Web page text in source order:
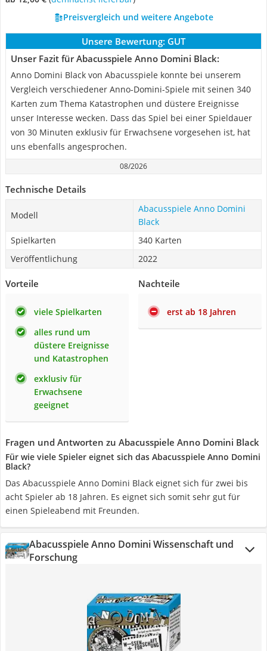
Preisvergleich und weitere Angebote
Unsere Bewertung: GUT
Unser Fazit für Abacusspiele Anno Domini Black:
Anno Domini Black von Abacusspiele konnte bei unserem
Vergleich verschiedener Anno-Domini-Spiele mit seinen 340
Karten zum Thema Katastrophen und düstere Ereignisse
unser Interesse wecken. Dass das Spiel bei einer Spieldauer
von 30 Minuten exklusiv für Erwachsene vorgesehen ist, hat
uns ebenfalls angesprochen.
08/2026
Technische Details
Modell
Abacusspiele Anno Domini
Black
Spielkarten
340 Karten
Veröffentlichung
2022
Vorteile
viele Spielkarten
alles rund um
düstere Ereignisse
und Katastrophen
exklusiv für
Erwachsene
geeignet
Nachteile
erst ab 18 Jahren
Fragen und Antworten zu Abacusspiele Anno Domini Black
Für wie viele Spieler eignet sich das Abacusspiele Anno Domini
Black?
Das Abacusspiele Anno Domini Black eignet sich für zwei bis
acht Spieler ab 18 Jahren. Es eignet sich somit sehr gut für
einen Spieleabend mit Freunden.
Abacusspiele Anno Domini Wissenschaft und
Forschung